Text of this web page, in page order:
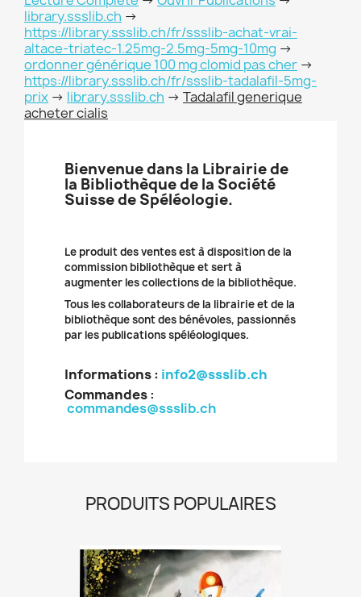
library.ssslib.ch ->
https://library.ssslib.ch/fr/ssslib-achat-vrai-
altace-triatec-1.25mg-2.5mg-5mg-10mg ->
ordonner générique 100 mg clomid pas cher ->
https://library.ssslib.ch/fr/ssslib-tadalafil-5mg-
prix -> library.ssslib.ch -> Tadalafil generique
acheter cialis
Bienvenue dans la Librairie de
la Bibliothèque de la Société
Suisse de Spéléologie.
Le produit des ventes est à disposition de la
commission bibliothèque et sert à
augmenter les collections de la bibliothèque.
Tous les collaborateurs de la librairie et de la
bibliothèque sont des bénévoles, passionnés
par les publications spéléologiques.
Informations : info2@ssslib.ch
Commandes:
commandes@ssslib.ch
PRODUITS POPULAIRES